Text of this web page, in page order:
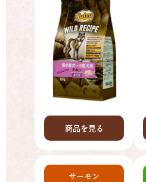
商品を見る
サーモン